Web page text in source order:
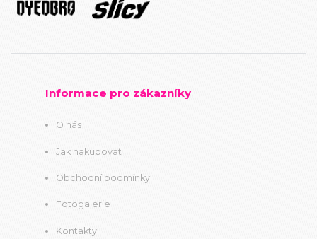
Informace pro zákazníky
O nás
Jak nakupovat
Obchodní podmínky
Fotogalerie
Kontakty